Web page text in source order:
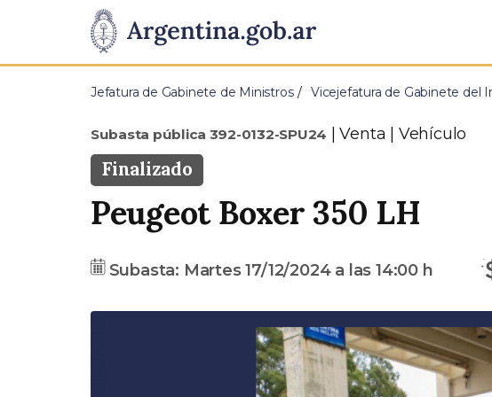
Presidencia
de
Pasar al contenido principal
Jefatura de Gabinete de Ministros Vicejefatura de Gabinete del
Subasta pública 392-0132-SPU24 Tipo
Venta | Vehículo
Estado
Finalizado
Peugeot Boxer 350 LH
Fecha
Subasta: Martes 17/12/2024 a las 14:00 h
Precio